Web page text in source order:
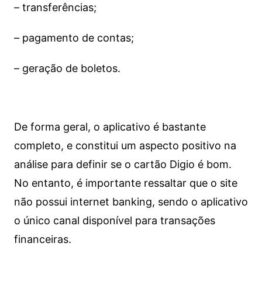
– transferências;
– pagamento de contas;
– geração de boletos.
De forma geral, o aplicativo é bastante
completo, e constitui um aspecto positivo na
análise para definir se o cartão Digio é bom.
No entanto, é importante ressaltar que o site
não possui internet banking, sendo o aplicativo
o único canal disponível para transações
financeiras.